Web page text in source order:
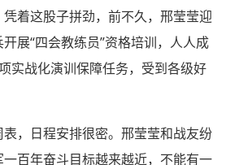
着这股子拼劲，前不久，邢莹莹迎
展“四会教练员”资格培训，人人成
实战化演训保障任务，受到各级好
，日程安排很密。邢莹莹和战友纷
百年奋斗目标越来越近，不能有一